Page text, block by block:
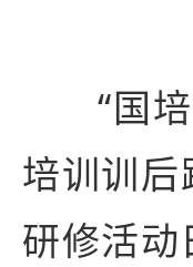
“国
培训训后
研修活